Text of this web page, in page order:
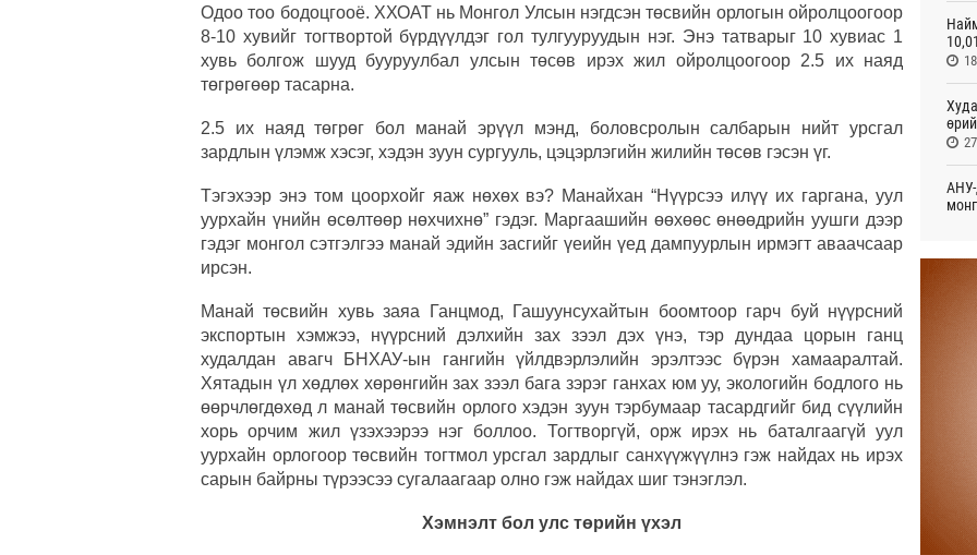
Одоо тоо бодоцгооё. ХХОАТ нь Монгол Улсын нэгдсэн төсвийн орлогын ойролцоогоор
8-10 хувийг тогтвортой бүрдүүлдэг гол тулгууруудын нэг. Энэ татварыг 10 хувиас 1
хувь болгож шууд бууруулбал улсын төсөв ирэх жил ойролцоогоор 2.5 их наяд
төгрөгөөр тасарна.
2.5 их наяд төгрөг бол манай эрүүл мэнд, боловсролын салбарын нийт урсгал
зардлын үлэмж хэсэг, хэдэн зуун сургууль, цэцэрлэгийн жилийн төсөв гэсэн үг.
Тэгэхээр энэ том цоорхойг яаж нөхөх вэ? Манайхан “Нүүрсээ илүү их гаргана, уул
уурхайн үнийн өсөлтөөр нөхчихнө” гэдэг. Маргаашийн өөхөөс өнөөдрийн уушги дээр
гэдэг монгол сэтгэлгээ манай эдийн засгийг үеийн үед дампуурлын ирмэгт аваачсаар
ирсэн.
Манай төсвийн хувь заяа Ганцмод, Гашуунсухайтын боомтоор гарч буй нүүрсний
экспортын хэмжээ, нүүрсний дэлхийн зах зээл дэх үнэ, тэр дундаа цорын ганц
худалдан авагч БНХАУ-ын гангийн үйлдвэрлэлийн эрэлтээс бүрэн хамааралтай.
Хятадын үл хөдлөх хөрөнгийн зах зээл бага зэрэг ганхах юм уу, экологийн бодлого нь
өөрчлөгдөхөд л манай төсвийн орлого хэдэн зуун тэрбумаар тасардгийг бид сүүлийн
хорь орчим жил үзэхээрээ нэг боллоо. Тогтворгүй, орж ирэх нь баталгаагүй уул
уурхайн орлогоор төсвийн тогтмол урсгал зардлыг санхүүжүүлнэ гэж найдах нь ирэх
сарын байрны түрээсээ сугалаагаар олно гэж найдах шиг тэнэглэл.
Хэмнэлт бол улс төрийн үхэл
АНУ-